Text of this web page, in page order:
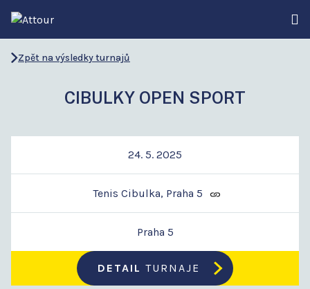
Zpět na výsledky turnajů
CIBULKY OPEN SPORT
24. 5. 2025
Tenis Cibulka, Praha 5
Praha 5
DETAIL TURNAJE